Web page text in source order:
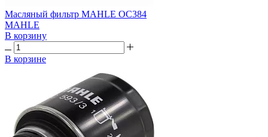
Масляный фильтр MAHLE OC384
MAHLE
В корзину
В корзине